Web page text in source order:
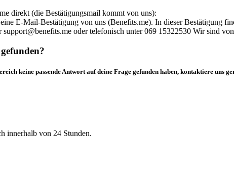
direkt (die Bestätigungsmail kommt von uns):
E-Mail-Bestätigung von uns (Benefits.me). In dieser Bestätigung
support@benefits.me oder telefonisch unter 069 15322530 Wir sind
keine passende Antwort auf deine Frage gefunden haben, kontaktiere uns
innerhalb von 24 Stunden.